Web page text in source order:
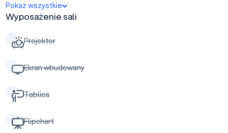
Pokaż wszystkie
Wyposażenie sali
Projektor
Ekran wbudowany
Tablica
Flipchart